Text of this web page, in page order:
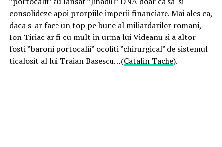
consolideze apoi prorpiile imperii financiare. Mai ales ca,
daca s-ar face un top pe bune al miliardarilor romani,
Ion Tiriac ar fi cu mult in urma lui Videanu si a altor
fosti ”baroni portocalii” ocoliti ”chirurgical” de sistemul
ticalosit al lui Traian Basescu…(Catalin Tache).